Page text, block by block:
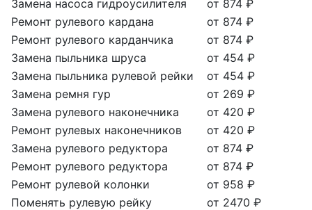
Замена насоса гидроусилителя
от 874 ₽
Ремонт рулевого кардана
от 874 ₽
Ремонт рулевого карданчика
от 874 ₽
Замена пыльника шруса
от 454 ₽
Замена пыльника рулевой рейки
от 454 ₽
Замена ремня гур
от 269 ₽
Замена рулевого наконечника
от 420 ₽
Ремонт рулевых наконечников
от 420 ₽
Замена рулевого редуктора
от 874 ₽
Ремонт рулевого редуктора
от 874 ₽
Ремонт рулевой колонки
от 958 ₽
Поменять рулевую рейку
от 2470 ₽